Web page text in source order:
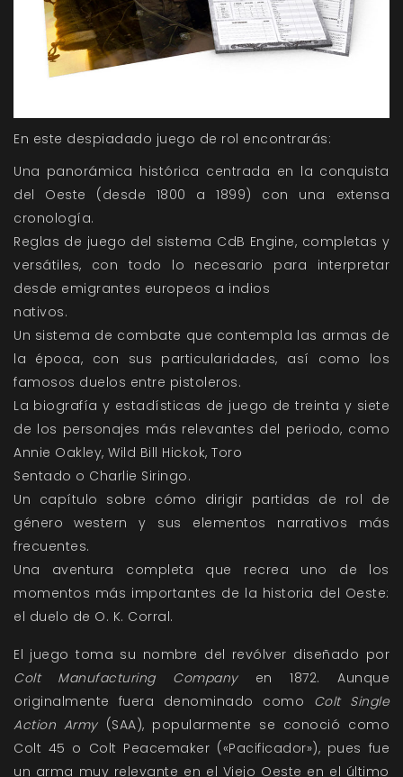
En este despiadado juego de rol encontrarás:
Una panorámica histórica centrada en la conquista
del Oeste (desde 1800 a 1899) con una extensa
cronología.
Reglas de juego del sistema CdB Engine, completas y
versátiles, con todo lo necesario para interpretar
desde emigrantes europeos a indios
nativos.
Un sistema de combate que contempla las armas de
la época, con sus particularidades, así como los
famosos duelos entre pistoleros.
La biografía y estadísticas de juego de treinta y siete
de los personajes más relevantes del periodo, como
Annie Oakley, Wild Bill Hickok, Toro
Sentado o Charlie Siringo.
Un capítulo sobre cómo dirigir partidas de rol de
género western y sus elementos narrativos más
frecuentes.
Una aventura completa que recrea uno de los
momentos más importantes de la historia del Oeste:
el duelo de O. K. Corral.
El juego toma su nombre del revólver diseñado por
Colt Manufacturing Companyen 1872. Aunque
originalmente fuera denominado como Colt Single
Action Army(SAA), popularmente se conoció como
Colt 45 o Colt Peacemaker («Pacificador»), pues fue
un arma muy relevante en el Viejo Oeste en el último